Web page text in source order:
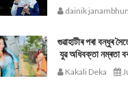
dainik
গুৱাহাটীৰ পৰা বন্ধুৰ
যুৱ অধিবক্তা নম্ৰতা
Kakali Deka